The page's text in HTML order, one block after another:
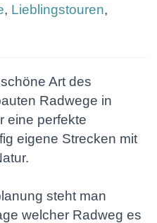
, Lieblingstouren,
Art des
Radwege in
eine perfekte
eigene Strecken mit
steht man
welcher Radweg es